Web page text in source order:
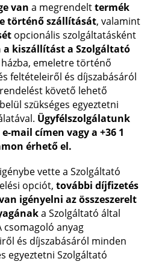
van a megrendelttermék
történő szállítását, valamint
opcionális szolgáltatásként
kiszállítást a Szolgáltató
házba, emeletre történő
feltételeiről és díjszabásáról
követő lehető
szükséges egyeztetni
Ügyfélszolgálatunk
e-mail címen vagy a +36 1
érhető el.
vette a Szolgáltató
opciót, további díjfizetés
igényelni az összeszerelt
a Szolgáltató által
csomagoló anyag
és díjszabásáról minden
egyeztetni Szolgáltató